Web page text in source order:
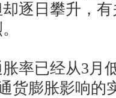
逐日攀升，
已经从3月
货膨胀影响的